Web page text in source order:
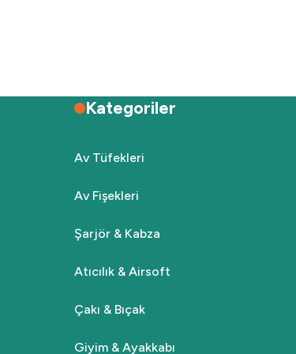
Kategoriler
Av Tüfekleri
Av Fişekleri
Şarjör & Kabza
Atıcılık & Airsoft
Çakı & Bıçak
Giyim & Ayakkabı